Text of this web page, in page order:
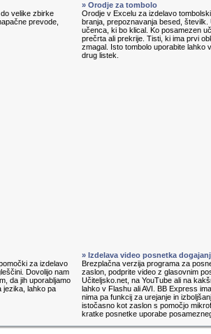
velike zbirke
prevode,
» Orodje za tombolo
Orodje v Excelu za izdelavo
branja, prepoznavanja besed,
učenca, ki bo klical. Ko posamezen
prečrta ali prekrije. Tisti, ki ima prvi
zmagal. Isto tombolo uporabite
drug listek.
za izdelavo
Dovolijo nam
da jih uporabljamo
jezika, lahko pa
» Izdelava video posnetka
Brezplačna verzija programa za
zaslon, podprite video z glasovnim
Učiteljsko.net, na YouTube ali na
lahko v Flashu ali AVI. BB Express
nima pa funkcij za urejanje in
istočasno kot zaslon s pomočjo
kratke posnetke uporabe